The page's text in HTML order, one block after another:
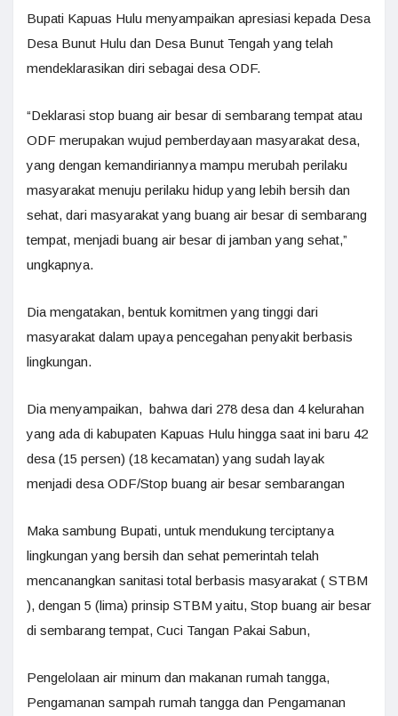
Bupati Kapuas Hulu menyampaikan apresiasi kepada Desa
Desa Bunut Hulu dan Desa Bunut Tengah yang telah
mendeklarasikan diri sebagai desa ODF.
“Deklarasi stop buang air besar di sembarang tempat atau
ODF merupakan wujud pemberdayaan masyarakat desa,
yang dengan kemandiriannya mampu merubah perilaku
masyarakat menuju perilaku hidup yang lebih bersih dan
sehat, dari masyarakat yang buang air besar di sembarang
tempat, menjadi buang air besar di jamban yang sehat,”
ungkapnya.
Dia mengatakan, bentuk komitmen yang tinggi dari
masyarakat dalam upaya pencegahan penyakit berbasis
lingkungan.
Dia menyampaikan, bahwa dari 278 desa dan 4 kelurahan
yang ada di kabupaten Kapuas Hulu hingga saat ini baru 42
desa (15 persen) (18 kecamatan) yang sudah layak
menjadi desa ODF/Stop buang air besar sembarangan
Maka sambung Bupati, untuk mendukung terciptanya
lingkungan yang bersih dan sehat pemerintah telah
mencanangkan sanitasi total berbasis masyarakat ( STBM
), dengan 5 (lima) prinsip STBM yaitu, Stop buang air besar
di sembarang tempat, Cuci Tangan Pakai Sabun,
Pengelolaan air minum dan makanan rumah tangga,
Pengamanan sampah rumah tangga dan Pengamanan